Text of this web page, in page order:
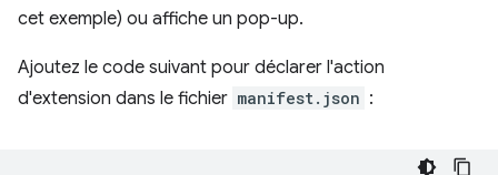
cet exemple) ou affiche un pop-up.
Ajoutez le code suivant pour déclarer l'action
d'extension dans le fichier manifest.json :